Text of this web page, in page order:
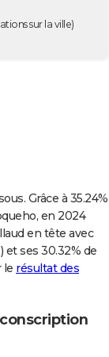
sur la ville)
Grâce à 35.24%
en 2024
en tête avec
et ses 30.32% de
le résultat des